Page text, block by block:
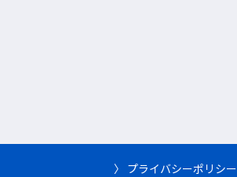
〉 プライバシーポリシー